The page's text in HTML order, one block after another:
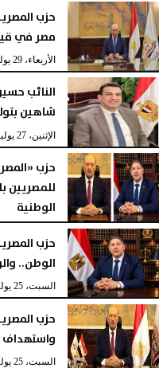
حزب
مصر في
الأربعاء، 29 يوليو 2026
النائب
شاهين
الإثنين، 27 يوليو 2026
حزب
للمصريين
الوطنية
الأحد، 26 يوليو 2026 08:42 مـ
حزب
الوطن..
السبت، 25 يوليو 2026
حزب
واستهداف
السبت، 25 يوليو 2026